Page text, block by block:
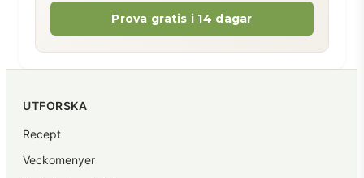
Prova gratis i 14 dagar
UTFORSKA
Recept
Veckomenyer